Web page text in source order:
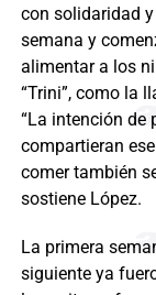
con solidaridad
semana y
alimentar a los
“Trini”, como la
“La intención de
compartieran
comer también
sostiene López.
La primera
siguiente ya